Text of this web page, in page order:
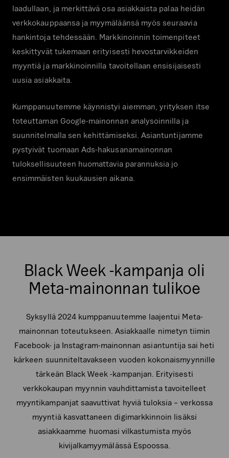
laadullaan, ja merkittävä osa asiakkaista palaa heidän
verkkokauppaansa ja myymäläänsä myös seuraavia
hankintoja tehdessään. Markkinoinnin toimenpiteet
keskittyvät tukemaan erityisesti hevostarvikkeiden
myyntiä ja markkinoinnilla tavoitellaan ensisijaisesti
uusia asiakkaita.
Kumppanuutemme käynnistyi aiemman, yrityksen itse
toteuttaman Google-mainonnan analysoinnilla ja
suunnitelmalla sen kehittämiseksi. Asiantuntijamme
pystyivät tuomaan Ads-hakusanamainonnan
tuloksellisuuteen huomattavia parannuksia jo
ensimmäisten kuukausien aikana.
Black Week -kampanja oli
Meta-mainonnan tulikoe
Syksyllä 2024 kumppanuutemme laajentui Meta-
mainonnan toteutukseen. Asiakkaalle nimetyn tiimin
Facebook- ja Instagram-mainonnan asiantuntija sai heti
kärkeen suunniteltavakseen vuoden kokonaismyynnille
tärkeän Black Week -kampanjan. Erityisesti
verkkokaupan myynnin vauhdittamista tavoitelleet
myyntikampanjat saavuttivat hyviä tuloksia – verkossa
myyntiä kasvattaneen digimarkkinnoin lisäksi
asiakkaamme huomasi vilkastumista myös
kivijalkamyymälässä Espoossa.